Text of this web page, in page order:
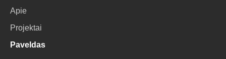
Apie
Projektai
Paveldas